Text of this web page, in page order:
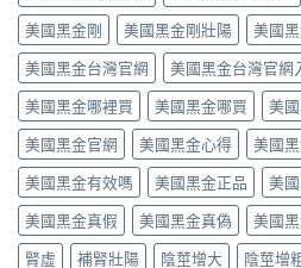
起
又
撐
得
久
的
完
整
指
南〉
中
抑
制
劑
到
攝
護
腺
素
類
藥
物，
找
回
解
析：
常
見
輕
微
vs
罕
見
嚴
重，
用
藥
美國黑金剛
美國黑金剛壯陽 美國
美國黑金台灣官網
美國黑金台灣官網
美國黑金哪裡買
美國黑金哪買 美
美國黑金官網
美國黑金心得 美國
美國黑金有效嗎
美國黑金正品 美
美國黑金真假
美國黑金真偽 美國
腎虛
補腎壯陽 陰莖增大 陰莖增